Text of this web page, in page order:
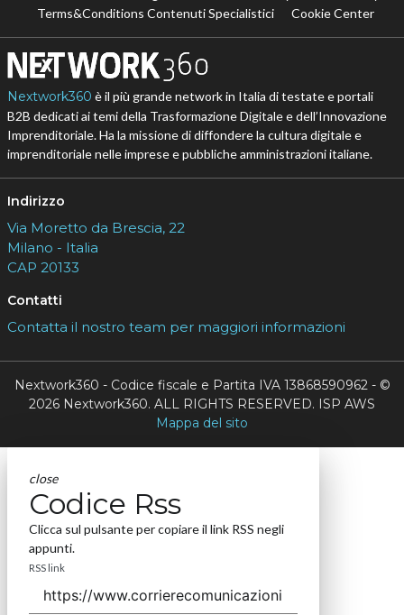
Terms&Conditions Contenuti Specialistici
Cookie Center
Nextwork360 è il più grande network in Italia di testate e portali
B2B dedicati ai temi della Trasformazione Digitale e dell’Innovazione
Imprenditoriale. Ha la missione di diffondere la cultura digitale e
imprenditoriale nelle imprese e pubbliche amministrazioni italiane.
Indirizzo
Via Moretto da Brescia, 22
Milano - Italia
CAP 20133
Contatti
Contatta il nostro team per maggiori informazioni
Nextwork360 - Codice fiscale e Partita IVA 13868590962 - ©
2026 Nextwork360. ALL RIGHTS RESERVED. ISP AWS
Mappa del sito
close
Codice Rss
Clicca sul pulsante per copiare il link RSS negli
appunti.
RSS link